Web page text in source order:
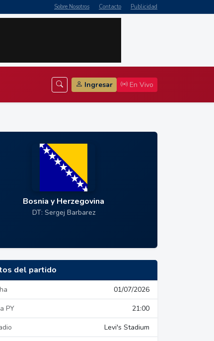
Sobre Nosotros Contacto Publicidad
Ingresar En Vivo
Bosnia y Herzegovina
DT: Sergej Barbarez
del partido
01/07/2026
PY
21:00
Levi's Stadium